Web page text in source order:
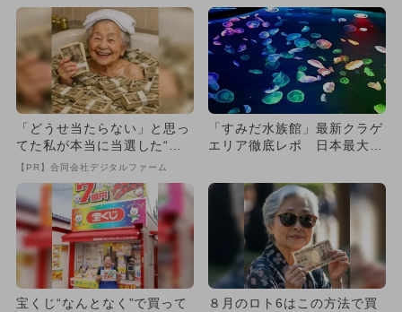
「どうせ当たらない」と思っ
てた私が本当に当選した“買
い方”がこれ
【PR】合同会社デジタルファーム
「すみだ水族館」最新クラゲ
エリア徹底レポ 日本最大級
宝くじ“なんとなく”で買って
８月のロト6はこの方法で買